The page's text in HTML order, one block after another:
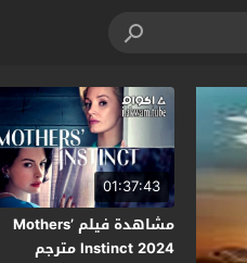
01:37:43
مشاهدة فيلم Mothers’
Instinct 2024 مترجم